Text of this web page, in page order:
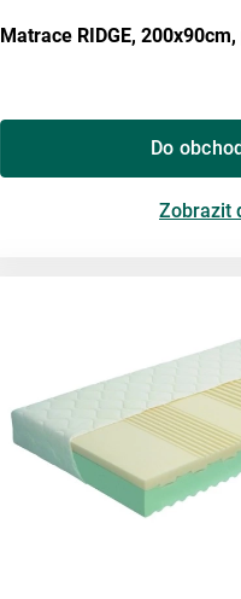
Matrace RIDGE,
Do
Zobrazit